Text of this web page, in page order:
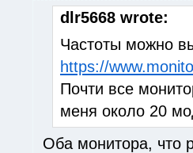
dlr5668 wrote:
Частоты можно
https://
Почти все
меня около 20
Оба монитора, что